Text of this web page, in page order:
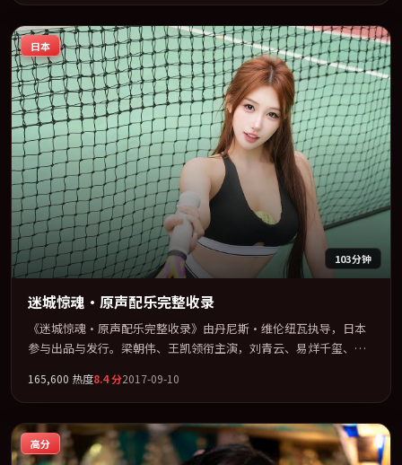
2024-05-03 在内地院线及主流平台同步亮相，2024 年度话题片中口
碑稳健，适合喜欢强情节与人物弧光的观众完整观看。
日本
103分钟
迷城惊魂·原声配乐完整收录
《迷城惊魂·原声配乐完整收录》由丹尼斯·维伦纽瓦执导，日本
参与出品与发行。梁朝伟、王凯领衔主演，刘青云、易烊千玺、沈
「惊悚」类型为骨架，在叙事、表演与视听上力求统一。定于
2017-08-03 在内地院线及主流平台同步亮相，2017 年度话题片中口
碑稳健，适合喜欢强情节与人物弧光的观众完整观看。
165,600 热度8.4分2017-09-10
高分